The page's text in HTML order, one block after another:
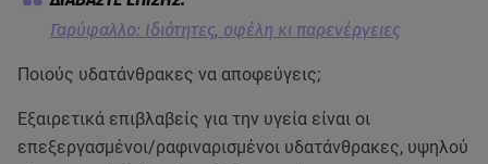
Γαρύφαλλο: Ιδιότητες, οφέλη κι παρενέργειες
Ποιούς υδατάνθρακες να αποφεύγεις;
Εξαιρετικά επιβλαβείς για την υγεία είναι οι
επεξεργασμένοι/ραφιναρισμένοι υδατάνθρακες, υψηλού